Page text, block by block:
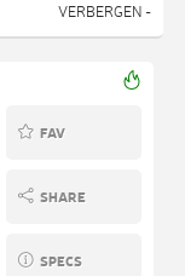
VERBERGEN -
FAV
SHARE
SPECS